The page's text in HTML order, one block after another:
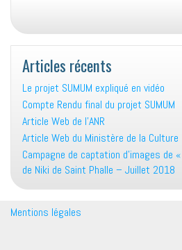
Articles récents
Le projet SUMUM expliqué en vidéo
Compte Rendu final du projet SUMUM
Article Web de l’ANR
Article Web du Ministère de la Culture
Campagne de captation d’images de
de Niki de Saint Phalle – Juillet 2018
Mentions légales